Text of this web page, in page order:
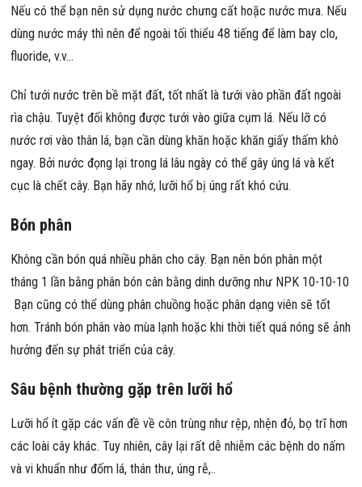
Nếu có thể bạn nên sử dụng nước chưng cất hoặc nước mưa. Nếu
dùng nước máy thì nên để ngoài tối thiểu 48 tiếng để làm bay clo,
fluoride, v.v…
Chỉ tưới nước trên bề mặt đất, tốt nhất là tưới vào phần đất ngoài
rìa chậu. Tuyệt đối không được tưới vào giữa cụm lá. Nếu lỡ có
nước rơi vào thân lá, bạn cần dùng khăn hoặc khăn giấy thấm khô
ngay. Bởi nước đọng lại trong lá lâu ngày có thể gây úng lá và kết
cục là chết cây. Bạn hãy nhớ, lưỡi hổ bị úng rất khó cứu.
Bón phân
Không cần bón quá nhiều phân cho cây. Bạn nên bón phân một
tháng 1 lần bằng phân bón cân bằng dinh dưỡng như NPK 10-10-10
Bạn cũng có thể dùng phân chuồng hoặc phân dạng viên sẽ tốt
hơn. Tránh bón phân vào mùa lạnh hoặc khi thời tiết quá nóng sẽ ảnh
hưởng đến sự phát triển của cây.
Sâu bệnh thường gặp trên lưỡi hổ
Lưỡi hổ ít gặp các vấn đề về côn trùng như rệp, nhện đỏ, bọ trĩ hơn
các loài cây khác. Tuy nhiên, cây lại rất dễ nhiễm các bệnh do nấm
và vi khuẩn như đốm lá, thán thư, úng rễ,..